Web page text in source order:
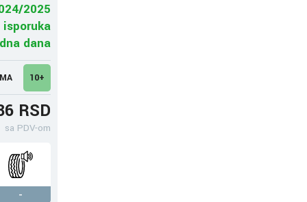
2025
dana
10+
RSD
sa PDV-om
-